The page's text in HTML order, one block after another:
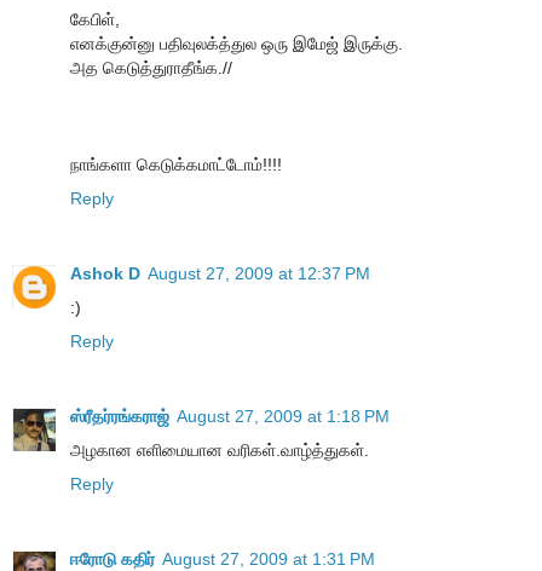
கேபிள்,
எனக்குன்னு பதிவுலக்த்துல ஒரு இமேஜ் இருக்கு.
அத கெடுத்துராதீங்க.//
நாங்களா கெடுக்கமாட்டோம்!!!!
Reply
Ashok D August 27, 2009 at 12:37 PM
:)
Reply
ஸ்ரீதர்ரங்கராஜ் August 27, 2009 at 1:18 PM
அழகான எளிமையான வரிகள்.வாழ்த்துகள்.
Reply
ஈரோடு கதிர் August 27, 2009 at 1:31 PM